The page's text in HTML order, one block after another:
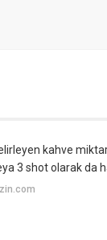
kahve
3 shot olarak da